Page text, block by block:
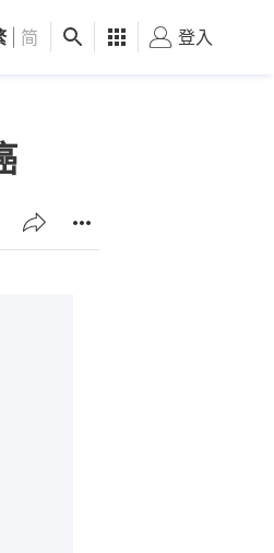
點 健康 好食玩飛
简 登入